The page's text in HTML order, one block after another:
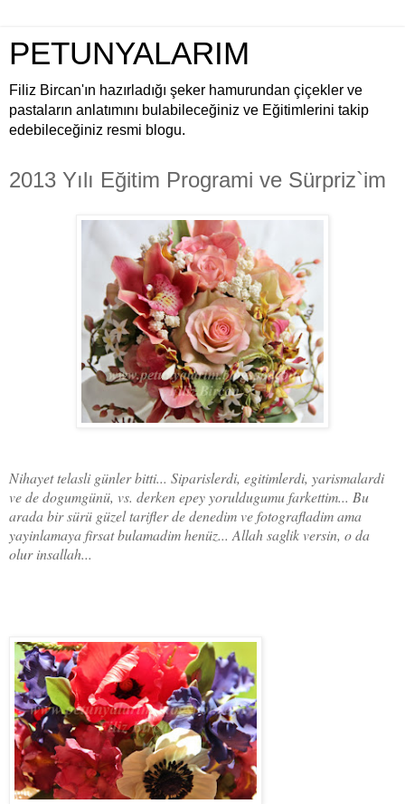
PETUNYALARIM
Filiz Bircan'ın hazırladığı şeker hamurundan çiçekler ve
pastaların anlatımını bulabileceğiniz ve Eğitimlerini takip
edebileceğiniz resmi blogu.
2013 Yılı Eğitim Programi ve Sürpriz`im
Nihayet telasli günler bitti... Siparislerdi, egitimlerdi, yarismalardi
ve de dogumgünü, vs. derken epey yoruldugumu farkettim... Bu
arada bir sürü güzel tarifler de denedim ve fotografladim ama
yayinlamaya firsat bulamadim henüz... Allah saglik versin, o da
olur insallah...